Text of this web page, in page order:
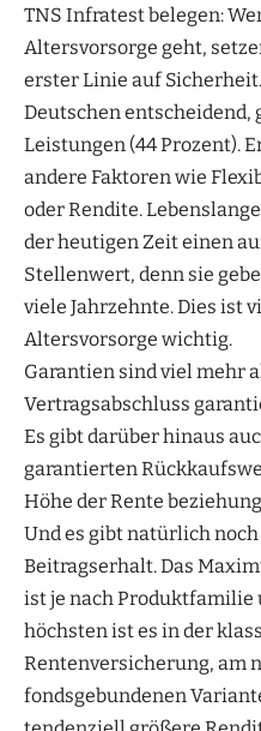
TNS Infratest belegen:
Altersvorsorge geht,
erster Linie auf
Deutschen entscheidend,
Leistungen (44 Prozent).
andere Faktoren wie
oder Rendite.
der heutigen Zeit einen
Stellenwert, denn sie
viele Jahrzehnte. Dies ist
Altersvorsorge wichtig.
Garantien sind viel mehr
Vertragsabschluss
Es gibt darüber hinaus
garantierten
Höhe der Rente
Und es gibt natürlich
Beitragserhalt. Das
ist je nach Produktfamilie
höchsten ist es in der
Rentenversicherung, am
fondsgebundenen